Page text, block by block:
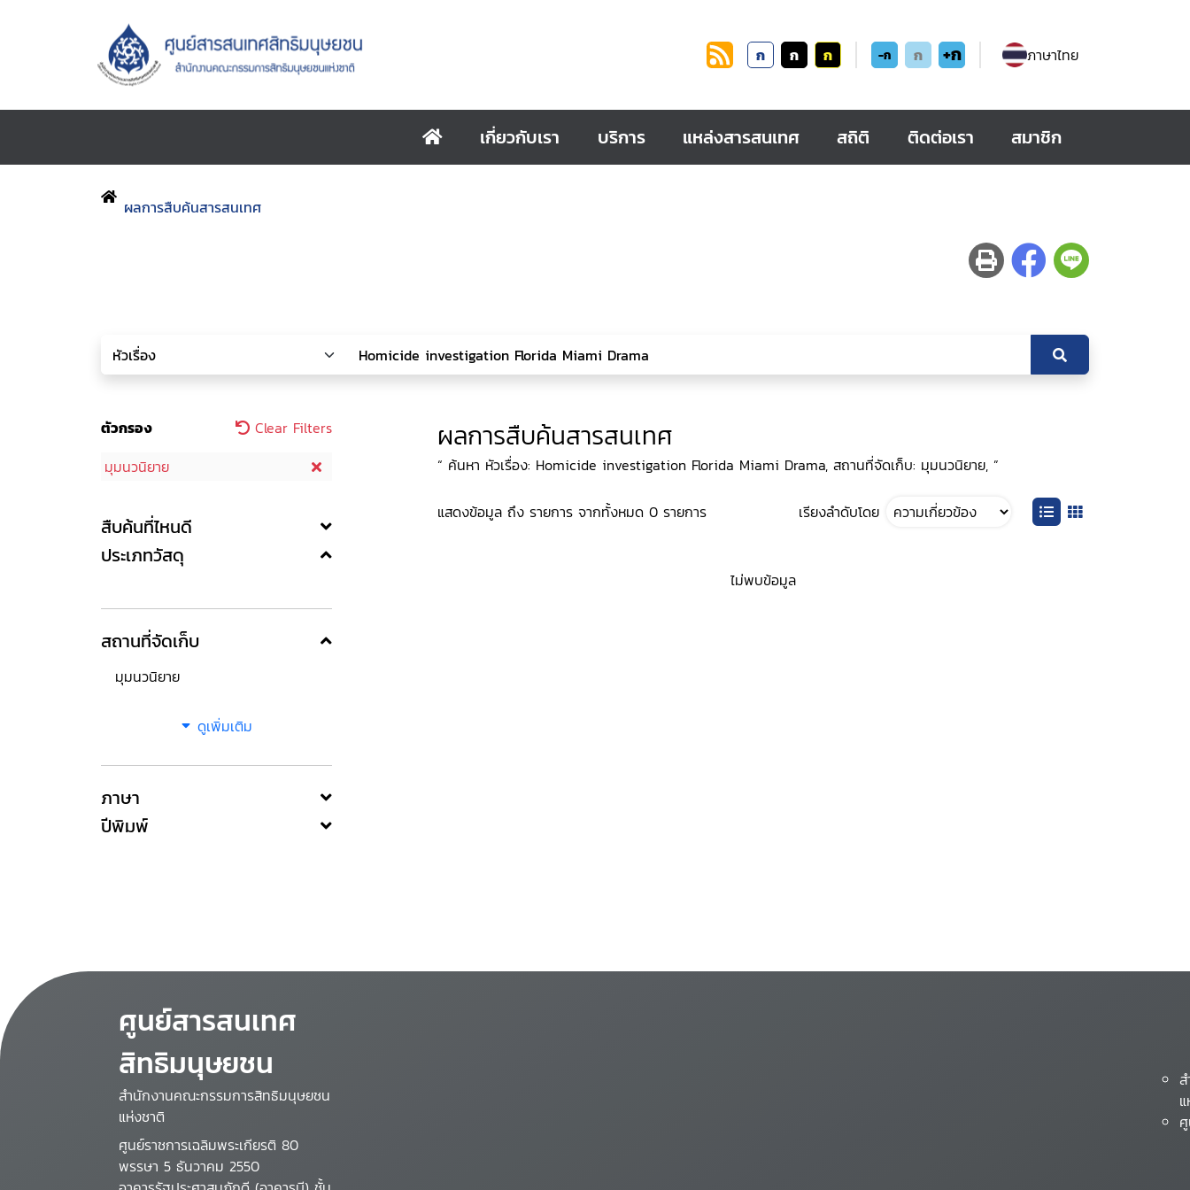
ก ก ก -ก ก +ก ภาษาไทย
เกี่ยวกับเรา บริการ แหล่งสารสนเทศ สถิติ ติดต่อเรา สมาชิก
ผลการสืบค้นสารสนเทศ
ตัวกรอง
Clear Filters
มุมนวนิยาย
สืบค้นที่ไหนดี
ประเภทวัสดุ
สถานที่จัดเก็บ
มุมนวนิยาย
ดูเพิ่มเติม
ภาษา
ปีพิมพ์
ผลการสืบค้นสารสนเทศ
“ ค้นหา หัวเรื่อง: Homicide investigation Florida Miami Drama, สถานที่จัดเก็บ: มุมนวนิยาย, ”
แสดงข้อมูล ถึง รายการ จากทั้งหมด 0 รายการ เรียงลำดับโดย
ไม่พบข้อมูล
ศูนย์สารสนเทศ
สิทธิมนุษยชน
สำนักงานคณะกรรมการสิทธิมนุษยชน
แห่งชาติ
ศูนย์ราชการเฉลิมพระเกียรติ 80
พรรษา 5 ธันวาคม 2550